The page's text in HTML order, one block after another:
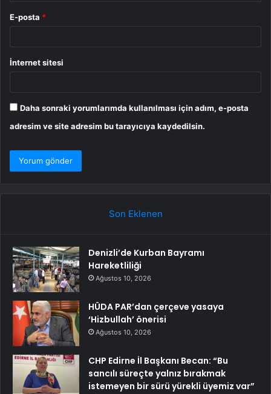
E-posta *
İnternet sitesi
Daha sonraki yorumlarımda kullanılması için adım, e-posta
adresim ve site adresim bu tarayıcıya kaydedilsin.
Son Eklenen
Denizli’de Kurban Bayramı
Hareketliliği
Ağustos 10, 2026
HÜDA PAR’dan çerçeve yasaya
‘Hizbullah’ önerisi
Ağustos 10, 2026
CHP Edirne İl Başkanı Becan: “Bu
sancılı süreçte yalnız bırakmak
istemeyen bir sürü yürekli üyemiz var”